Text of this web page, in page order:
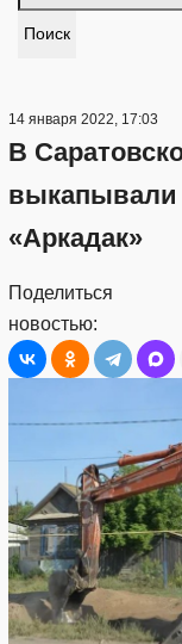
Поиск
14 января 2022, 17:03
В
выкапывали
«Аркадак»
Поделиться
новостью: